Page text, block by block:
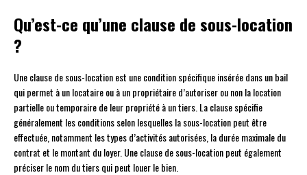
Qu’est-ce qu’une clause de sous-location
?
Une clause de sous-location est une condition spécifique insérée dans un bail
qui permet à un locataire ou à un propriétaire d’autoriser ou non la location
partielle ou temporaire de leur propriété à un tiers. La clause spécifie
généralement les conditions selon lesquelles la sous-location peut être
effectuée, notamment les types d’activités autorisées, la durée maximale du
contrat et le montant du loyer. Une clause de sous-location peut également
préciser le nom du tiers qui peut louer le bien.